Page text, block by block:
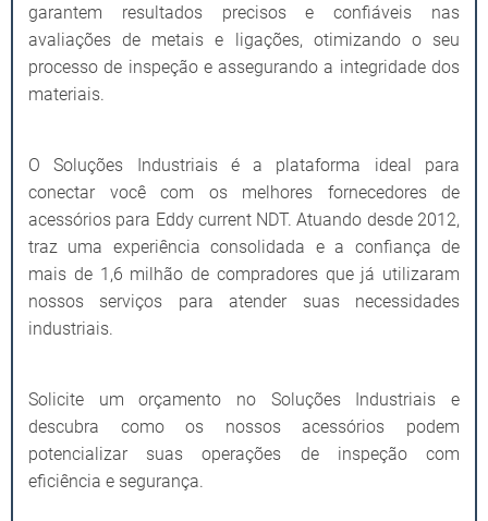
garantem resultados precisos e confiáveis nas
avaliações de metais e ligações, otimizando o seu
processo de inspeção e assegurando a integridade dos
materiais.
O Soluções Industriais é a plataforma ideal para
conectar você com os melhores fornecedores de
acessórios para Eddy current NDT. Atuando desde 2012,
traz uma experiência consolidada e a confiança de
mais de 1,6 milhão de compradores que já utilizaram
nossos serviços para atender suas necessidades
industriais.
Solicite um orçamento no Soluções Industriais e
descubra como os nossos acessórios podem
potencializar suas operações de inspeção com
eficiência e segurança.